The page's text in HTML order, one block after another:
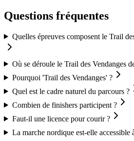
Questions fréquentes
Quelles épreuves composent le Trail
Où se déroule le Trail des Vendanges
Pourquoi 'Trail des Vendanges' ?
Quel est le cadre naturel du parcours ?
Combien de finishers participent ?
Faut-il une licence pour courir ?
La marche nordique est-elle accessible